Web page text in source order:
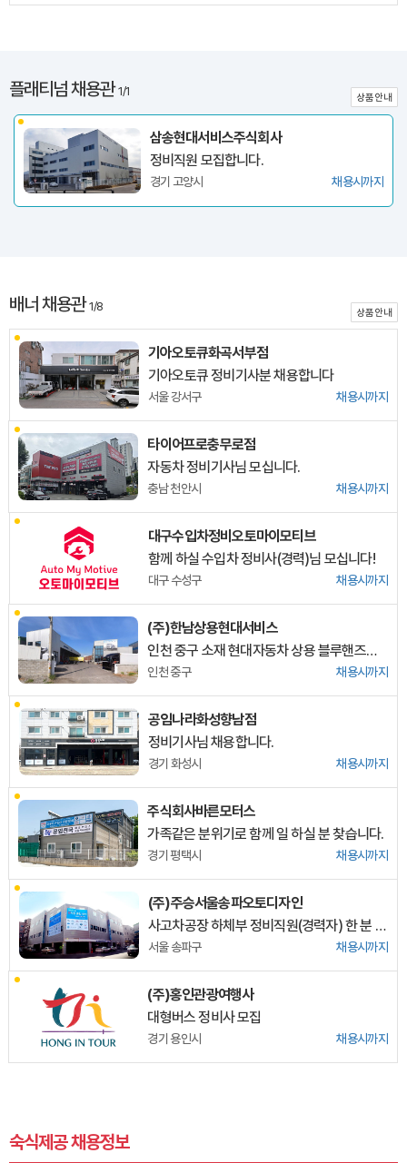
플래티넘 채용관1/1 상품안내
삼송현대서비스주식회사
정비직원 모집합니다.
경기 고양시 채용시까지
배너 채용관1/8 상품안내
기아오토큐화곡서부점
기아오토큐 정비기사분 채용합니다
서울 강서구 채용시까지
타이어프로충무로점
자동차 정비기사님 모십니다.
충남 천안시 채용시까지
대구수입차정비오토마이모티브
함께 하실 수입차 정비사(경력)님 모십니다!
대구 수성구 채용시까지
(주)한남상용현대서비스
인천 중구 소재 현대자동차 상용 블루핸즈에서 정비 직원을 모집합니다. (주 5일 근무)
인천 중구 채용시까지
공임나라화성향남점
정비기사님 채용합니다.
경기 화성시 채용시까지
주식회사바른모터스
가족같은 분위기로 함께 일 하실 분 찾습니다.
경기 평택시 채용시까지
(주)주승서울송파오토디자인
사고차공장 하체부 정비직원(경력자) 한 분 모십니다.
서울 송파구 채용시까지
(주)홍인관광여행사
대형버스 정비사 모집
경기 용인시 채용시까지
숙식제공 채용정보